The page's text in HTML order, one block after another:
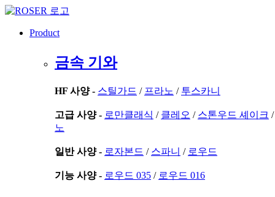
콘
Product
금속 기와
HF 사양 - 스틸가드 / 프라노 / 투스카니
고급 사양 - 로만클래식 / 클레오 / 스톤우드 셰이크
노
일반 사양 - 로자본드 / 스파니 / 로우드
기능 사양 - 로우드 035 / 로우드 016